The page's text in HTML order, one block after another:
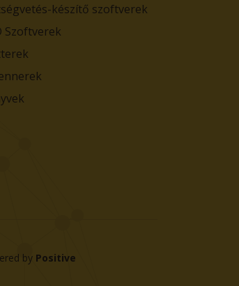
készítő szoftverek
Szoftverek
by Positive